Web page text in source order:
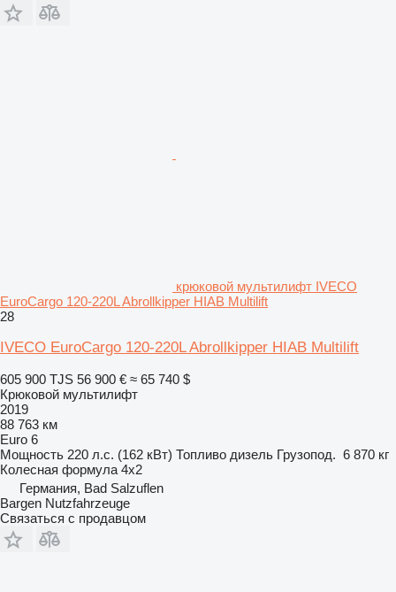
крюковой мультилифт IVECO
EuroCargo 120-220L Abrollkipper HIAB Multilift
28
IVECO EuroCargo 120-220L Abrollkipper HIAB Multilift
605 900 TJS 56 900 € ≈ 65 740 $
Крюковой мультилифт
2019
88 763 км
Euro 6
Мощность 220 л.с. (162 кВт) Топливо дизель Грузопод. 6 870 кг
Колесная формула 4x2
Германия, Bad Salzuflen
Bargen Nutzfahrzeuge
Связаться с продавцом